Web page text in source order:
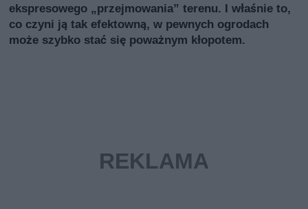
ekspresowego „przejmowania” terenu. I właśnie to,
co czyni ją tak efektowną, w pewnych ogrodach
może szybko stać się poważnym kłopotem.